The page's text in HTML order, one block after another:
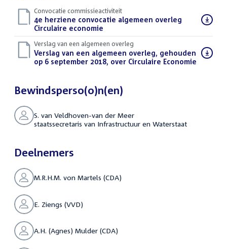
Convocatie commissieactiviteit
Download
bestand:
4e herziene convocatie algemeen overleg
Circulaire economie
Verslag van een algemeen overleg
Download
bestand:
Verslag van een algemeen overleg, gehouden
op 6 september 2018, over Circulaire Economie (PDF)
Bewindsperso(o)n(en)
S. van Veldhoven-van der Meer
staatssecretaris van Infrastructuur en Waterstaat
Deelnemers
M.R.H.M. von Martels (CDA)
E. Ziengs (VVD)
A.H. (Agnes) Mulder (CDA)